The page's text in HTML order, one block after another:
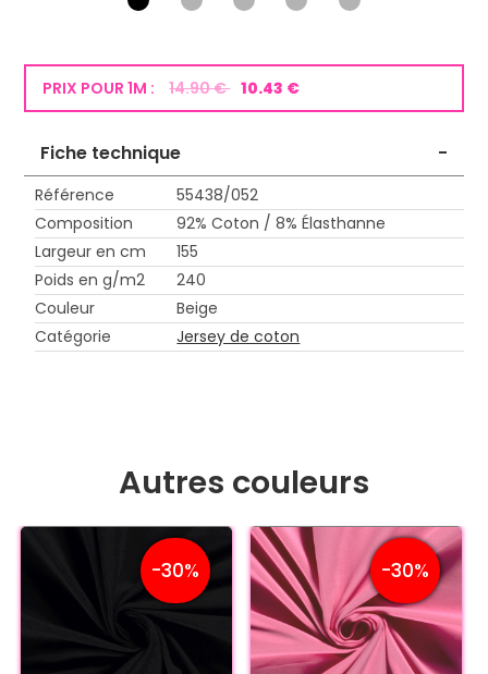
PRIX POUR 1M : 14.90 € 10.43 €
Fiche technique -
Référence
55438/052
Composition
92% Coton / 8% Élasthanne
Largeur en cm
155
Poids en g/m2
240
Couleur
Beige
Catégorie
Jersey de coton
Autres couleurs
-30% -30%